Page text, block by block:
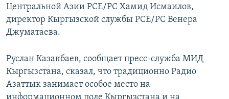
Центральной Азии РСЕ/РС Хамид Исмаилов,
директор Кыргызской службы РСЕ/РС Венера
Джуматаева.
Руслан Казакбаев, сообщает пресс-служба МИД
Кыргызстана, сказал, что традиционно Радио
Азаттык занимает особое место на